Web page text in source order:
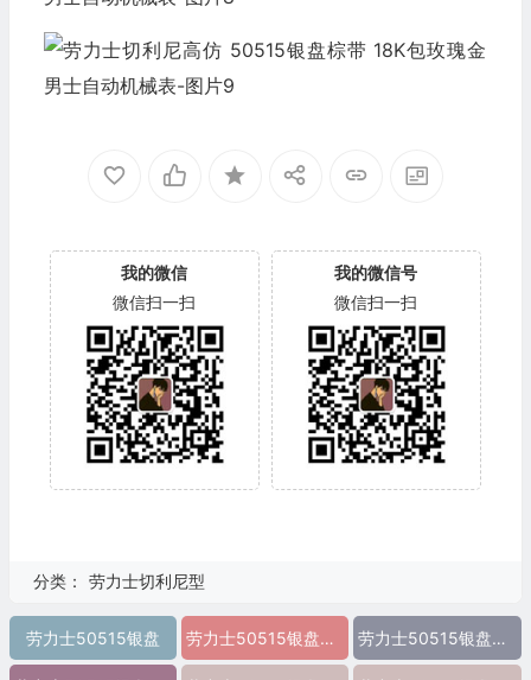
我的微信
微信扫一扫
我的微信号
微信扫一扫
分类： 劳力士切利尼型
劳力士50515银盘 劳力士50515银盘图片 劳力士50515银盘价格